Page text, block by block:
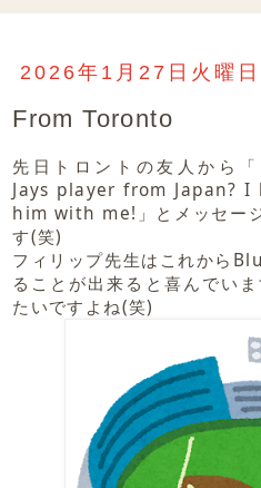
2026年1月27日火曜日
From Toronto
先日トロントの友人から
Jays player from Japan?
him with me!」とメッセー
す(笑)
フィリップ先生はこれから
ることが出来ると喜んでい
たいですよね(笑)